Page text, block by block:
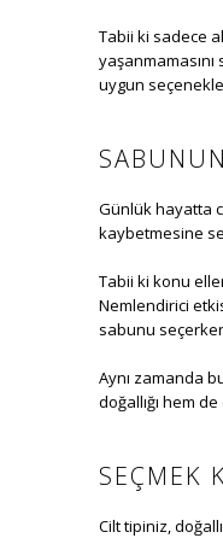
Tabii ki sadece
uygun
Günlük hayatta
kaybetmesine
Tabii ki konu
Nemlendirici
sabunu
Aynı zamanda
doğallığı hem
SEÇMEK
Cilt tipiniz,